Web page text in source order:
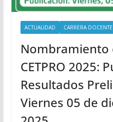
ACTUALIDAD CARRERA DOCENTE
Nombramiento
CETPRO 2025:
Resultados
Viernes 05 de